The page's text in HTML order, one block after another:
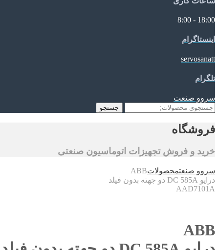
18:00 - 8:00
اینستاگرام
servosanatt
تلگرام
سروو صنعت
جستجو
جستجو
فروشگاه
خرید و فروش تجهیزات اتوماسیون صنعتی
سروو صنعتمحصولاتABB
درایو DC 585A دو جهته بدون فیلد
AAD7101A
ABB